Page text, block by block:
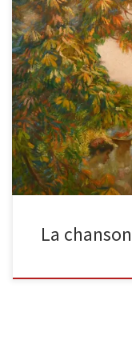
“La Chanson
x 39.5″ (111.7 x
La